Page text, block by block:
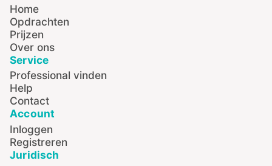
Home
Opdrachten
Prijzen
Over ons
Service
Professional vinden
Help
Contact
Account
Inloggen
Registreren
Juridisch